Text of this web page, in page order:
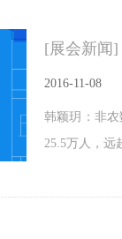
[展会新闻]
2016-11-08
韩颖玥：非
25.5万人，远